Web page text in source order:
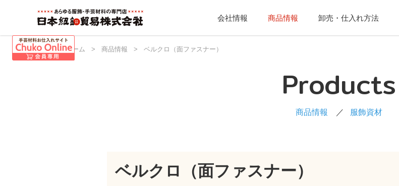
会社情報 商品情報 卸売・仕入れ方法
日本紐釦 ホーム > 商品情報 > ベルクロ（面ファスナー）
Products
商品情報 服飾資材
ベルクロ（面ファスナー）